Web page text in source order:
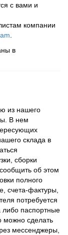
с вами и
компании
в
из нашего
В нем
склада в
сборки
об этом
полного
счета-фактуры,
потребуется
либо паспортные
можно сделать
мессенджеры,